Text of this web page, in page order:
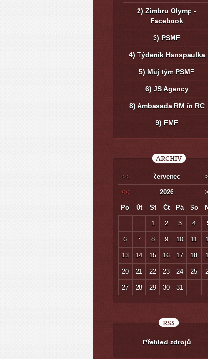
2) Zimbru Olymp -
Facebook
3) PSMF
4) Týdeník Hanspaulka
5) Můj tým PSMF
6) JS Agency
8) Ambasada RM în RC
9) FMF
ARCHIV
<< červenec
<< 2026
Po Út St Čt Pá So
1 2 3 4
6 7 8 9 10 11
13 14 15 16 17 18
20 21 22 23 24 25
27 28 29 30 31
RSS
Přehled zdrojů